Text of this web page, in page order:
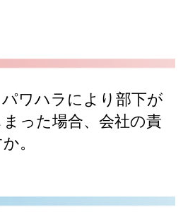
ワハラにより部下が
った場合、会社の責
。